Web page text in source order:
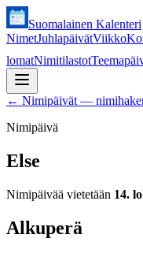
Suomalainen Kalenteri
NimetJuhlapäivätViikko
lomatNimitilastot
← Nimipäivät —
Nimipäivä
Else
Nimipäivää vietetään 14.
Alkuperä